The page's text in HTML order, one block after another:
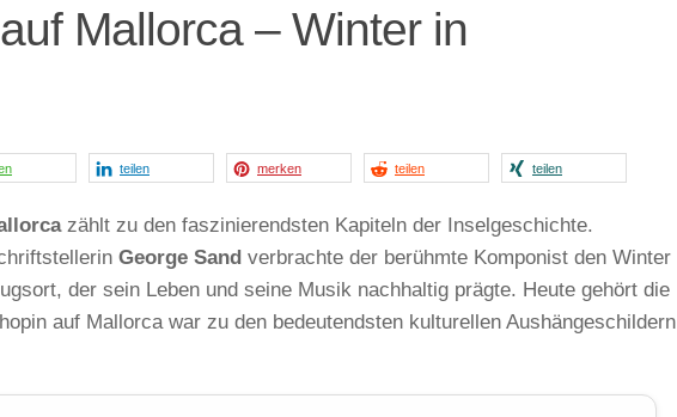
Mallorca – Winter in
teilen merken teilen teilen
zählt zu den faszinierendsten Kapiteln der Inselgeschichte.
George Sand verbrachte der berühmte Komponist den Winter
der sein Leben und seine Musik nachhaltig prägte. Heute gehört die
auf Mallorca war zu den bedeutendsten kulturellen Aushängeschildern